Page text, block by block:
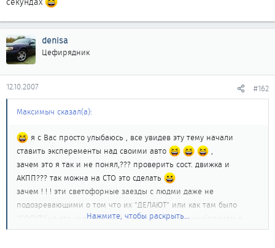
denisa
Цефирядник
12.10.2007 #162
Максимыч сказал(а):
я с Вас просто улыбаюсь , все увидев эту тему начали
ставить эксперементы над своими авто
,
зачем это я так и не понял,??? проверить сост. движка и
АКПП??? так можна на СТО это сделать
зачем ! ! ! эти светофорные заезды с людми даже не
подозревающими о том что их "ДЕЛАЮТ" или как там было
"СОСУТ"(но это уже клиника), зачем рвать машину(причем в
некоторых случаях не одним стартом, да еще в присутствии
Нажмите, чтобы раскрыть...